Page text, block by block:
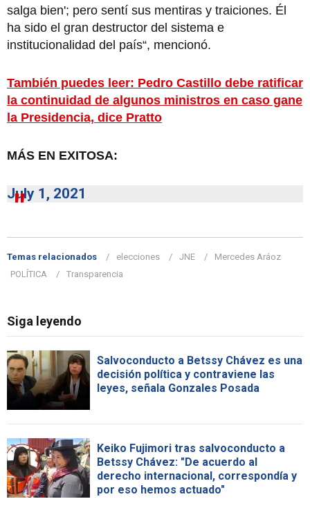
salga bien'; pero sentí sus mentiras y traiciones. Él
ha sido el gran destructor del sistema e
institucionalidad del país“, mencionó.
También puedes leer: Pedro Castillo debe ratificar
la continuidad de algunos ministros en caso gane
la Presidencia, dice Pratto
MÁS EN EXITOSA:
July 1, 2021
Temas relacionados elecciones JNE
Mercedes Aráoz
POLÍTICA
Transparencia
Siga leyendo
Salvoconducto a Betssy Chávez es una
decisión política y contraviene las
leyes, señala Gonzales Posada
Keiko Fujimori tras salvoconducto a
Betssy Chávez: "De acuerdo al
derecho internacional, correspondía y
por eso hemos actuado"